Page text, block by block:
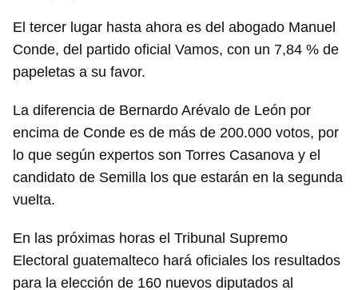
El tercer lugar hasta ahora es del abogado Manuel
Conde, del partido oficial Vamos, con un 7,84 % de
papeletas a su favor.
La diferencia de Bernardo Arévalo de León por
encima de Conde es de más de 200.000 votos, por
lo que según expertos son Torres Casanova y el
candidato de Semilla los que estarán en la segunda
vuelta.
En las próximas horas el Tribunal Supremo
Electoral guatemalteco hará oficiales los resultados
para la elección de 160 nuevos diputados al